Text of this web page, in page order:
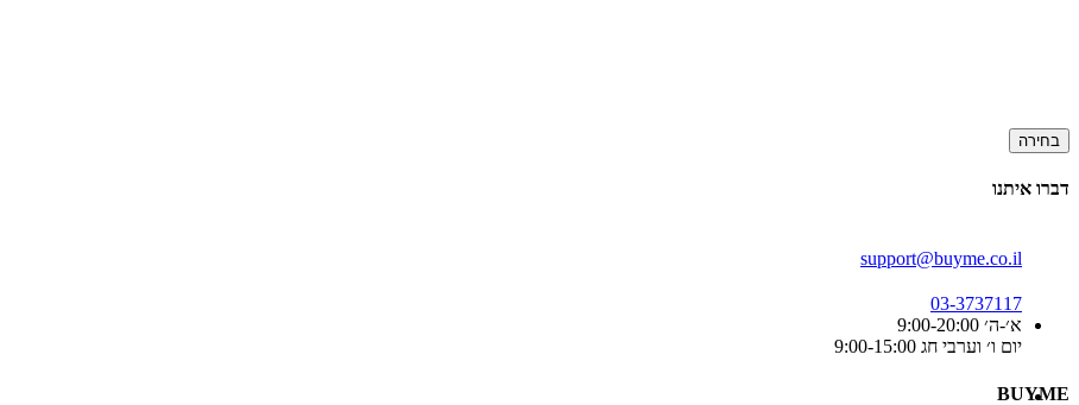
בחירה
דברו איתנו
support@buyme.co.il
03-3737117
א׳-ה׳ 9:00-20:00
יום ו׳ וערבי חג 9:00-15:00
BUYME